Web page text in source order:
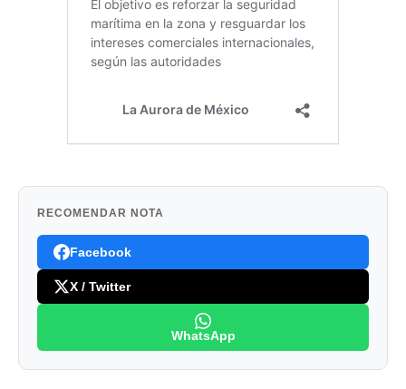
RECOMENDAR NOTA
Facebook
X / Twitter
WhatsApp